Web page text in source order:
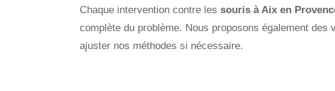
Chaque intervention contre les souris à Aix en
complète du problème. Nous proposons également
ajuster nos méthodes si nécessaire.